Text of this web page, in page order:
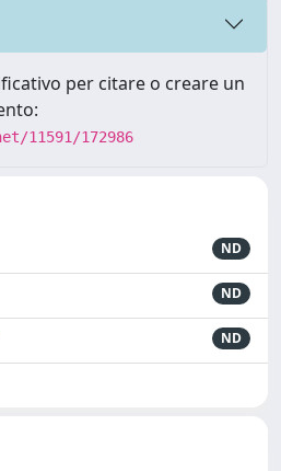
per citare o creare un
11591/172986
ND
ND
ND